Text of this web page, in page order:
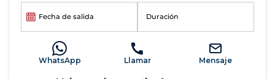
Fecha de salida Duración
WhatsApp Llamar Mensaje